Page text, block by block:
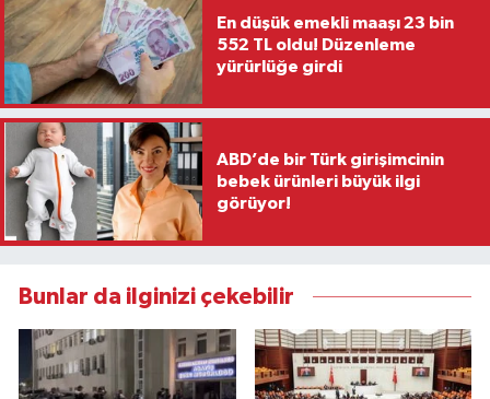
En düşük emekli maaşı 23 bin
552 TL oldu! Düzenleme
yürürlüğe girdi
ABD’de bir Türk girişimcinin
bebek ürünleri büyük ilgi
görüyor!
Bunlar da ilginizi çekebilir